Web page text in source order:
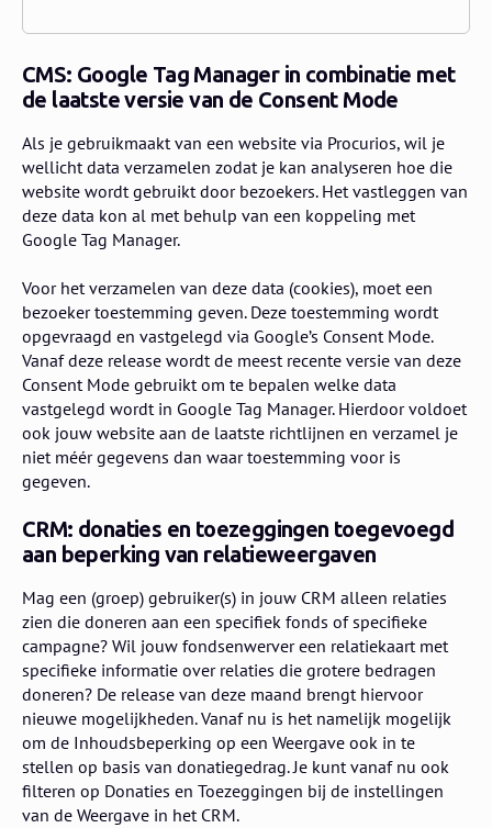
CMS: Google Tag Manager in combinatie met
de laatste versie van de Consent Mode
Als je gebruikmaakt van een website via Procurios, wil je
wellicht data verzamelen zodat je kan analyseren hoe die
website wordt gebruikt door bezoekers. Het vastleggen van
deze data kon al met behulp van een koppeling met
Google Tag Manager.
Voor het verzamelen van deze data (cookies), moet een
bezoeker toestemming geven. Deze toestemming wordt
opgevraagd en vastgelegd via Google’s Consent Mode.
Vanaf deze release wordt de meest recente versie van deze
Consent Mode gebruikt om te bepalen welke data
vastgelegd wordt in Google Tag Manager. Hierdoor voldoet
ook jouw website aan de laatste richtlijnen en verzamel je
niet méér gegevens dan waar toestemming voor is
gegeven.
CRM: donaties en toezeggingen toegevoegd
aan beperking van relatieweergaven
Mag een (groep) gebruiker(s) in jouw CRM alleen relaties
zien die doneren aan een specifiek fonds of specifieke
campagne? Wil jouw fondsenwerver een relatiekaart met
specifieke informatie over relaties die grotere bedragen
doneren? De release van deze maand brengt hiervoor
nieuwe mogelijkheden. Vanaf nu is het namelijk mogelijk
om de Inhoudsbeperking op een Weergave ook in te
stellen op basis van donatiegedrag. Je kunt vanaf nu ook
filteren op Donaties en Toezeggingen bij de instellingen
van de Weergave in het CRM.